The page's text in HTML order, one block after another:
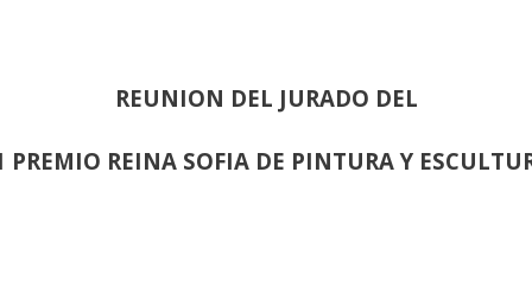
REUNION DEL JURADO DEL
PREMIO REINA SOFIA DE PINTURA Y